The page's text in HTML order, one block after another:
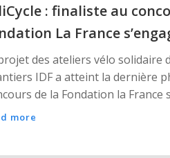
: finaliste au
La France
des ateliers vélo solidaire
IDF a atteint la dernière
de la Fondation la France
more